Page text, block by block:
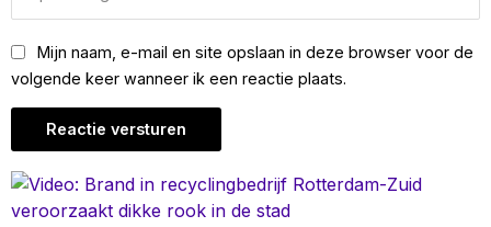
Mijn naam, e-mail en site opslaan in deze browser voor de
volgende keer wanneer ik een reactie plaats.